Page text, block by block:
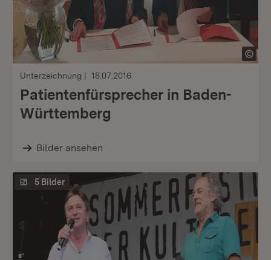
Unterzeichnung 18.07.2016
Patientenfürsprecher in Baden-
Württemberg
Bilder ansehen
5 Bilder